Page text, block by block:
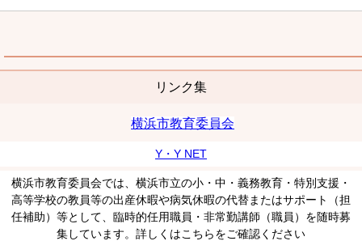
リンク集
横浜市教育委員会
Y・Y NET
横浜市教育委員会では、横浜市立の小・中・義務教育・特別支援・
高等学校の教員等の出産休暇や病気休暇の代替またはサポート（担
任補助）等として、臨時的任用職員・非常勤講師（職員）を随時募
集しています。詳しくはこちらをご確認ください